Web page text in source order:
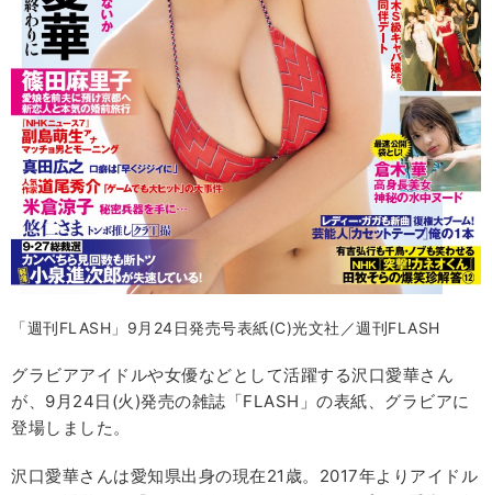
「週刊FLASH」9月24日発売号表紙(C)光文社／週刊FLASH
グラビアアイドルや女優などとして活躍する沢口愛華さん
が、9月24日(火)発売の雑誌「FLASH」の表紙、グラビアに
登場しました。
沢口愛華さんは愛知県出身の現在21歳。2017年よりアイドル